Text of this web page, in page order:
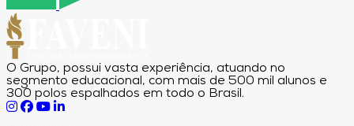
O Grupo, possui vasta experiência, atuando no
segmento educacional, com mais de 500 mil alunos e
300 polos espalhados em todo o Brasil.